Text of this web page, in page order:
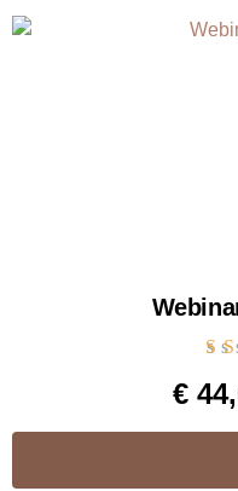
4.60
uit 5
€